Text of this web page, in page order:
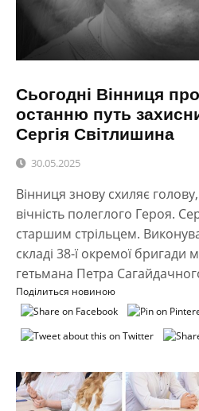
Сьогодні Вінниця
останню путь
Сергія Світлишина
30.05.2025
Вінниця знову схиляє
вічність полеглого Героя.
старшим стрільцем.
складі 38-ї окремої бригади
гетьмана Петра
Поділиться новиною